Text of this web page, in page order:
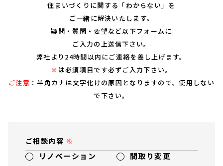
住まいづくりに関する「わからない」を
ご一緒に解決いたします。
疑問・質問・要望など以下フォームに
ご入力の上送信下さい。
弊社より24時間以内にご連絡を差し上げます。
※ は必須項目です必ずご入力下さい。
ご注意 ：半角カナは文字化けの原因となりますので、使用しない
で下さい。
ご相談内容
リノベーション
間取り変更